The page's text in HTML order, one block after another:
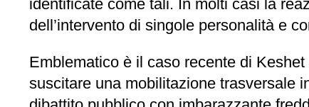
identificate come tali. In molti casi la
dell’intervento di singole personalità e
Emblematico è il caso recente di
suscitare una mobilitazione trasversale